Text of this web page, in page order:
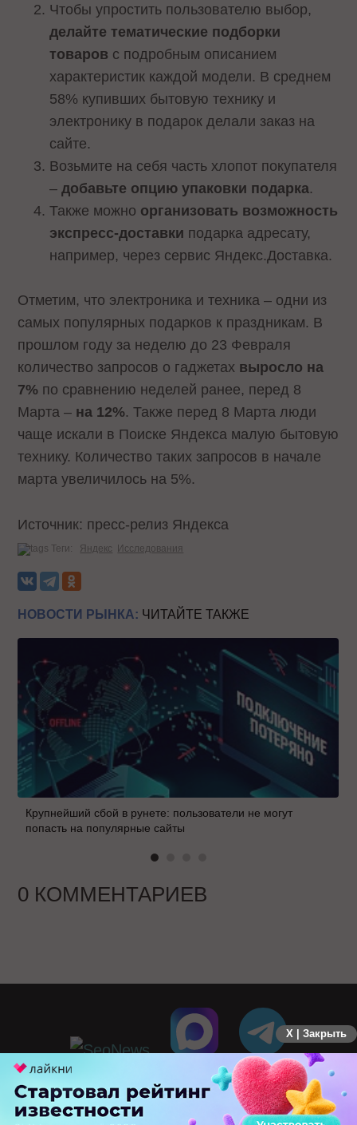
Чтобы упростить пользователю выбор,
делайте тематические подборки
товаров с подробным описанием
характеристик каждой модели. В среднем
58% купивших бытовую технику и
электронику в подарок делали заказ на
сайте.
Возьмите на себя часть хлопот покупателя
–добавьте опцию упаковки подарка.
Также можно организовать возможность
экспресс-доставки подарка адресату,
например, через сервис Яндекс.Доставка.
Отметим, что электроника и техника – одни из
самых популярных подарков к праздникам. В
прошлом году за неделю до 23 Февраля
количество запросов о гаджетах выросло на
7% по сравнению неделей ранее, перед 8
Марта – на 12%. Также перед 8 Марта люди
чаще искали в Поиске Яндекса малую бытовую
технику. Количество таких запросов в начале
марта увеличилось на 5%.
Источник: пресс-релиз Яндекса
Теги: Яндекс Исследования
НОВОСТИ РЫНКА: ЧИТАЙТЕ ТАКЖЕ
Крупнейший сбой в рунете: пользователи не могут
попасть на популярные сайты
0 КОММЕНТАРИЕВ
X | Закрыть
ПЕРЕЙТИ НА ПОЛНУЮ ВЕРСИЮ
© SEOnews.ru Все права защищены. 2026